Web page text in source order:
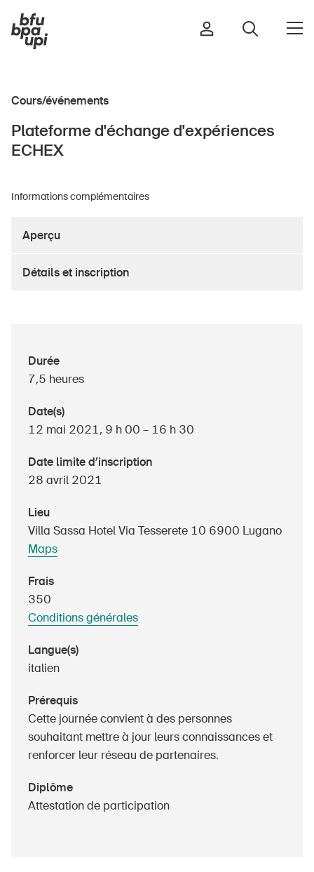
Sport et activité physique
Seniors
À propos du BPA
Politique
Campagnes
Postes vacants
Commander et télécharger
Aspects juridiques
Contact et conseil
Cours/événements
Plateforme d'échange d'expériences
ECHEX
Informations complémentaires
Aperçu
Détails et inscription
Durée
7,5 heures
Date(s)
12 mai 2021, 9 h 00 – 16 h 30
Date limite d’inscription
28 avril 2021
Lieu
Villa Sassa Hotel Via Tesserete 10 6900 Lugano
Maps
Frais
350
Conditions générales
Langue(s)
italien
Prérequis
Cette journée convient à des personnes
souhaitant mettre à jour leurs connaissances et
renforcer leur réseau de partenaires.
Diplôme
Attestation de participation